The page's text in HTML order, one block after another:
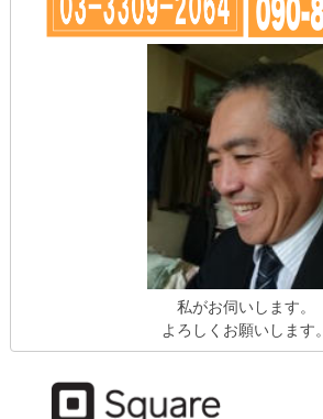
私がお伺いします。
よろしくお願いします。